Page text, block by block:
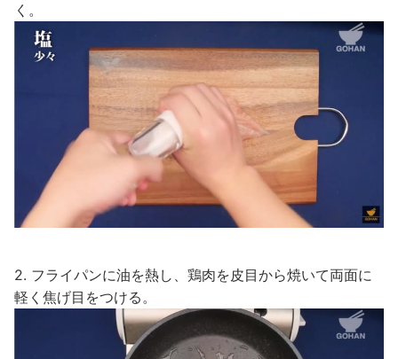
く。
2. フライパンに油を熱し、鶏肉を皮目から焼いて両面に
軽く焦げ目をつける。